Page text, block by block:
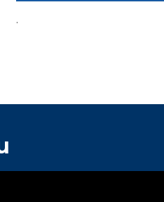
.